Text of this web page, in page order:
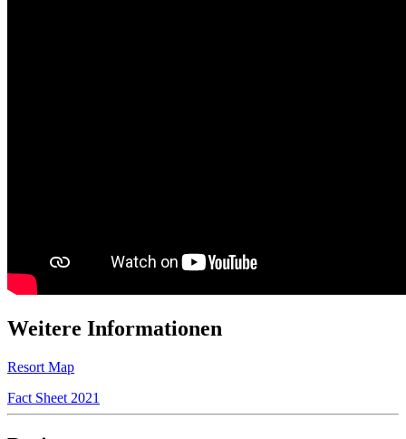
Weitere Informationen
Resort Map
Fact Sheet 2021